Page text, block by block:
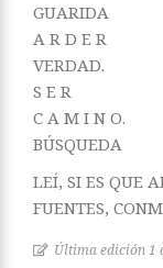
GUARIDA
A R D E R
VERDAD.
S E R
C A M I N O.
BÚSQUEDA
LEÍ, SI ES QUE
FUENTES,
Última edición 1